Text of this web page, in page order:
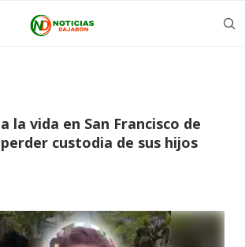
la vida en San Francisco de
custodia de sus hijos